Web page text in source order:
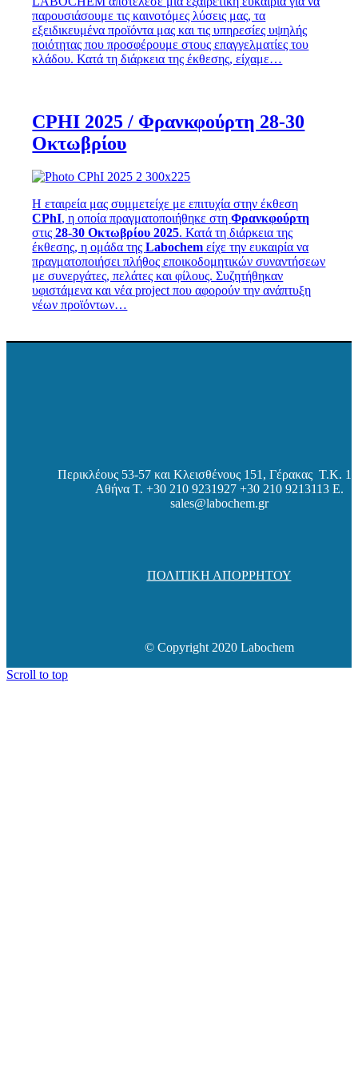
παρουσιάσουμε τις καινοτόμες λύσεις μας, τα
εξειδικευμένα προϊόντα μας και τις υπηρεσίες υψηλής
ποιότητας που προσφέρουμε στους επαγγελματίες του
κλάδου. Κατά τη διάρκεια της έκθεσης, είχαμε…
CPHI 2025 / Φρανκφούρτη 28-30
Οκτωβρίου
Η εταιρεία μας συμμετείχε με επιτυχία στην έκθεση
CPhI, η οποία πραγματοποιήθηκε στηΦρανκφούρτη
στις28-30 Οκτωβρίου 2025. Κατά τη διάρκεια της
έκθεσης, η ομάδα τηςLabochem είχε την ευκαιρία να
πραγματοποιήσει πλήθος εποικοδομητικών συναντήσεων
με συνεργάτες, πελάτες και φίλους. Συζητήθηκαν
υφιστάμενα και νέα project που αφορούν την ανάπτυξη
νέων προϊόντων…
Περικλέους 53-57 και Κλεισθένους 151, Γέρακας Τ.Κ.
Αθήνα Τ. +30 210 9231927 +30 210 9213113 E.
sales@labochem.gr
ΠΟΛΙΤΙΚΗ ΑΠΟΡΡΗΤΟΥ
© Copyright 2020 Labochem
Scroll to top